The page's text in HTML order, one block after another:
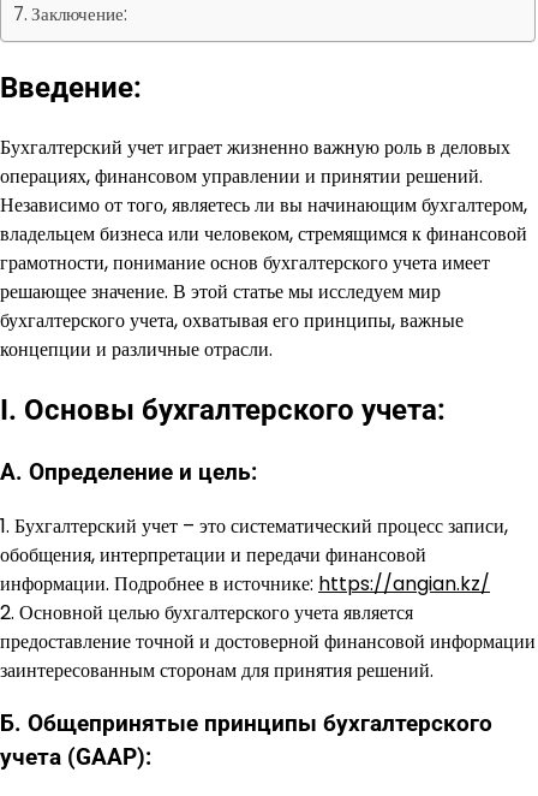
Заключение:
Введение:
Бухгалтерский учет играет жизненно важную роль в деловых
операциях, финансовом управлении и принятии решений.
Независимо от того, являетесь ли вы начинающим бухгалтером,
владельцем бизнеса или человеком, стремящимся к финансовой
грамотности, понимание основ бухгалтерского учета имеет
решающее значение. В этой статье мы исследуем мир
бухгалтерского учета, охватывая его принципы, важные
концепции и различные отрасли.
I. Основы бухгалтерского учета:
А. Определение и цель:
1. Бухгалтерский учет – это систематический процесс записи,
обобщения, интерпретации и передачи финансовой
информации. Подробнее в источнике: https://angian.kz/
2. Основной целью бухгалтерского учета является
предоставление точной и достоверной финансовой информации
заинтересованным сторонам для принятия решений.
Б. Общепринятые принципы бухгалтерского
учета (GAAP):